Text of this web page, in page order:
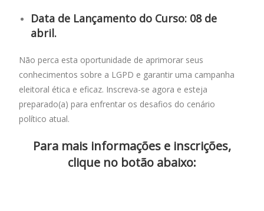
Data de Lançamento do Curso: 08 de
abril.
Não perca esta oportunidade de aprimorar seus
conhecimentos sobre a LGPD e garantir uma campanha
eleitoral ética e eficaz. Inscreva-se agora e esteja
preparado(a) para enfrentar os desafios do cenário
político atual.
Para mais informações e inscrições,
clique no botão abaixo: